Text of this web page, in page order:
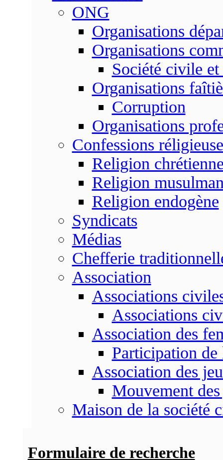
ONG
Organisations
Organisations
Société civile
Organisations
Corruption
Organisations
Confessions
Religion
Religion
Religion endogène
Syndicats
Médias
Chefferie
Association
Associations
Associations
Association des
Participation de
Association des
Mouvement
Maison de la société
Formulaire de recherche